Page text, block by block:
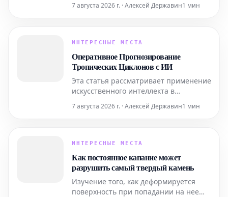
простой конструкции может составить
биофизических исследованиях.
открывает интригующие перспективы
для применения в таких
7 августа 2026 г. · Алексей Державин1 мин
ИНТЕРЕСНЫЕ МЕСТА
Оперативное Прогнозирование
Тропических Циклонов с ИИ
Эта статья рассматривает применение
искусственного интеллекта в
прогнозировании тропических
точности и своевременности
явлений.
7 августа 2026 г. · Алексей Державин1 мин
ИНТЕРЕСНЫЕ МЕСТА
Как постоянное капание может
разрушить самый твердый камень
Изучение того, как деформируется
поверхность при попадании на нее